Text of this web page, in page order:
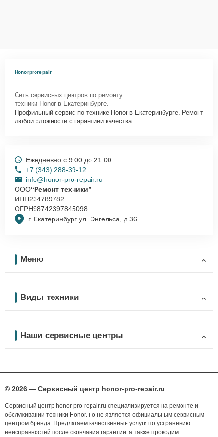
Honorprorepair
Сеть сервисных центров по ремонту
техники Honor в Екатеринбурге.
Профильный сервис по технике Honor в Екатеринбурге. Ремонт
любой сложности с гарантией качества.
г. Екатеринбург ул. Энгельса, д.36
Ежедневно с 9:00 до 21:00
+7 (343) 288-39-12
info@honor-pro-repair.ru
ООО“Ремонт техники”
ИНН234789782
ОГРН98742397845098
Меню
Виды техники
Наши сервисные центры
© 2026 — Сервисный центр honor-pro-repair.ru
Сервисный центр honor-pro-repair.ru специализируется на ремонте и
обслуживании техники Honor, но не является официальным сервисным
центром бренда. Предлагаем качественные услуги по устранению
неисправностей после окончания гарантии, а также проводим